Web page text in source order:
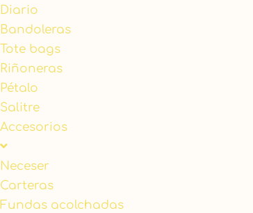
Diario
Bandoleras
Tote bags
Riñoneras
Pétalo
Salitre
Accesorios
Neceser
Carteras
Fundas acolchadas